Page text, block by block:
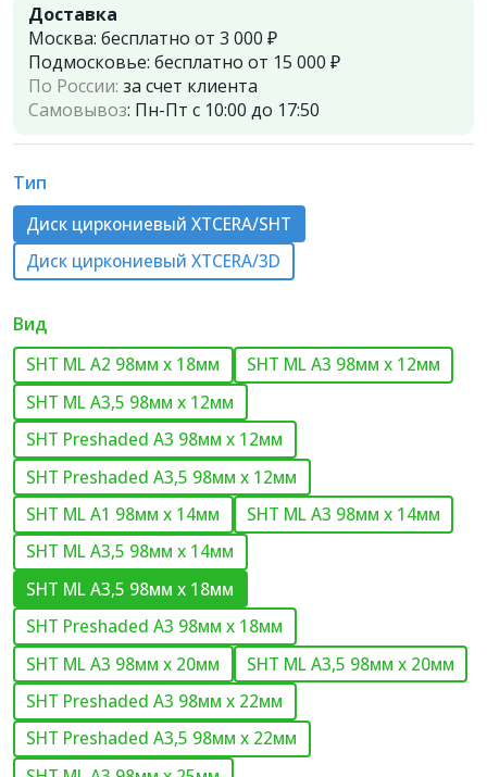
Доставка
Москва: бесплатно от 3 000 ₽
Подмосковье: бесплатно от 15 000 ₽
По России: за счет клиента
Самовывоз: Пн-Пт с 10:00 до 17:50
Тип
Диск циркониевый XTCERA/SHT
Диск циркониевый XTCERA/3D
Вид
SHT ML A2 98мм х 18мм
SHT ML A3 98мм х 12мм
SHT ML A3,5 98мм х 12мм
SHT Preshaded A3 98мм х 12мм
SHT Preshaded A3,5 98мм х 12мм
SHT ML A1 98мм х 14мм
SHT ML A3 98мм х 14мм
SHT ML A3,5 98мм х 14мм
SHT ML A3,5 98мм х 18мм
SHT Preshaded A3 98мм х 18мм
SHT ML A3 98мм х 20мм
SHT ML A3,5 98мм х 20мм
SHT Preshaded A3 98мм х 22мм
SHT Preshaded A3,5 98мм х 22мм